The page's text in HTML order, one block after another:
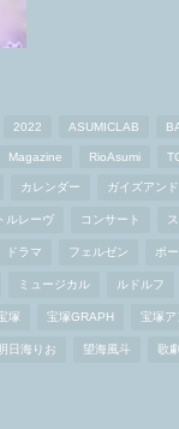
2022 ASUMICLAB
Magazine RioAsumi
カレンダー ガイズアン
ルレーヴ コンサート
ドラマ フェルゼン ポ
ミュージカル ルドルフ
塚 宝塚GRAPH 宝塚ア
日海りお 望海風斗 歌劇